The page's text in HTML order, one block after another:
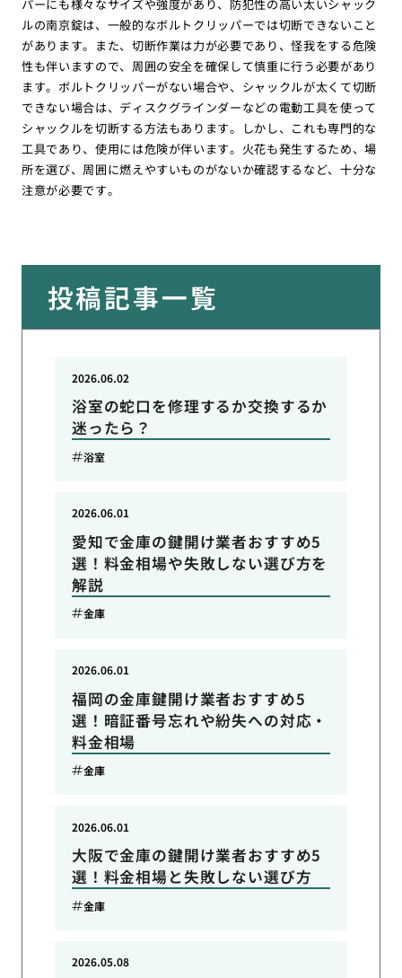
パーにも様々なサイズや強度があり、防犯性の高い太いシャック
ルの南京錠は、一般的なボルトクリッパーでは切断できないこと
があります。また、切断作業は力が必要であり、怪我をする危険
性も伴いますので、周囲の安全を確保して慎重に行う必要があり
ます。ボルトクリッパーがない場合や、シャックルが太くて切断
できない場合は、ディスクグラインダーなどの電動工具を使って
シャックルを切断する方法もあります。しかし、これも専門的な
工具であり、使用には危険が伴います。火花も発生するため、場
所を選び、周囲に燃えやすいものがないか確認するなど、十分な
注意が必要です。
投稿記事一覧
浴室の蛇口を修理するか交換するか
迷ったら？
2026.06.02
浴室
愛知で金庫の鍵開け業者おすすめ5
選！料金相場や失敗しない選び方を
解説
2026.06.01
金庫
福岡の金庫鍵開け業者おすすめ5
選！暗証番号忘れや紛失への対応・
料金相場
2026.06.01
金庫
大阪で金庫の鍵開け業者おすすめ5
選！料金相場と失敗しない選び方
2026.06.01
金庫
2026.05.08